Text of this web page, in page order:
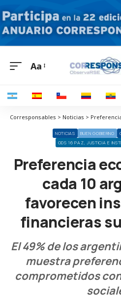
Aa
NOTICIAS BUEN GOBIERNO
ODS 16 PAZ, JUSTICIA E
Preferencia
cada 10
favorecen
financieras
El 49% de los
muestra
comprometidos